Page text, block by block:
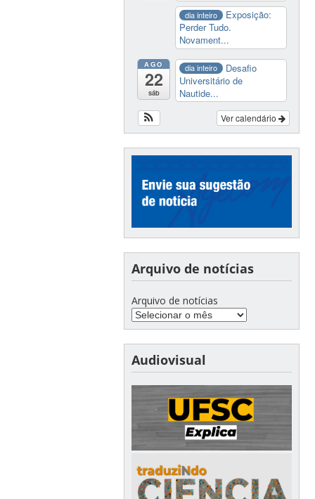
dia inteiro
Exposição:
Perder Tudo.
Novament...
AGO
22
sáb
dia inteiro
Desafio
Universitário de
Nautide...
Ver calendário
Arquivo de notícias
Arquivo de notícias
Audiovisual